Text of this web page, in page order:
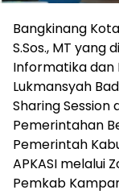
Bangkinang
S.Sos., MT yang
Informatika dan
Lukmansyah
Sharing Session
Pemerintahan
Pemerintah
APKASI melalui
Pemkab